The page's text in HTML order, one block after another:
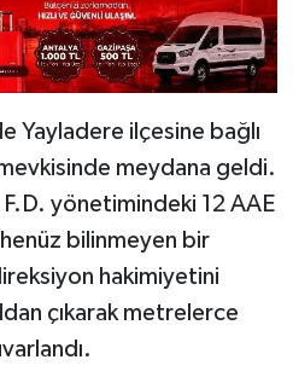
Yayladere ilçesine bağlı
meydana geldi.
yönetimindeki 12 AAE
bilinmeyen bir
hakimiyetini
çıkarak metrelerce